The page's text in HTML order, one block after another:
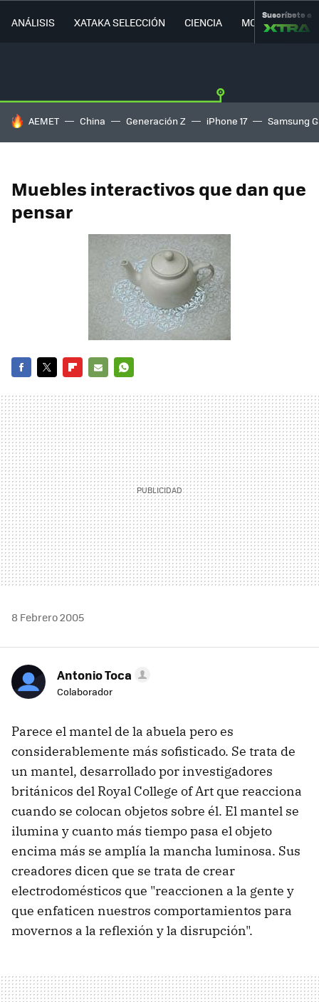
ANÁLISIS XATAKA SELECCIÓN CIENCIA MOVILIDAD
Suscríbete a
HOY SE HABLA DE
AEMET China Generación Z iPhone 17 Samsung
Muebles interactivos que dan que
pensar
MAIL
8 Febrero 2005
Antonio Toca
Colaborador
Parece el mantel de la abuela pero es
considerablemente más sofisticado. Se trata de
un mantel, desarrollado por investigadores
británicos del Royal College of Art que reacciona
cuando se colocan objetos sobre él. El mantel se
ilumina y cuanto más tiempo pasa el objeto
encima más se amplía la mancha luminosa. Sus
creadores dicen que se trata de crear
electrodomésticos que "reaccionen a la gente y
que enfaticen nuestros comportamientos para
movernos a la reflexión y la disrupción".